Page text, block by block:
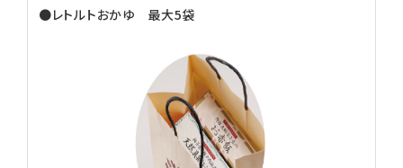
●レトルトおかゆ 最大5袋